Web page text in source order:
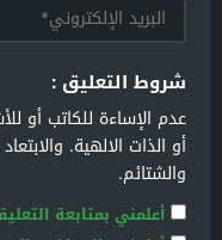
شروط التعليق :
عدم الإساءة للكاتب أو
أو الذات الالهية.
والشتائم.
أعلمني بمتابعة